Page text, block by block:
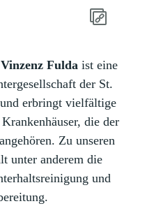
Fulda ist eine
der St.
erbringt vielfältige
die der
Zu unseren
unter anderem die
und